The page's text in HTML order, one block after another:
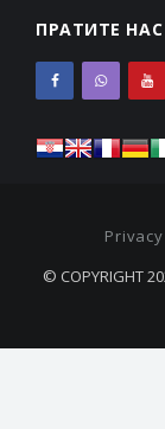
ПРАТИТЕ НАС
© COPYRIGHT